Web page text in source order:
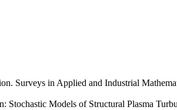
Surveys in Applied and Industrial
Models of Structural Plasma